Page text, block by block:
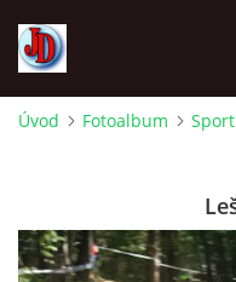
Úvod Fotoalbum Sport